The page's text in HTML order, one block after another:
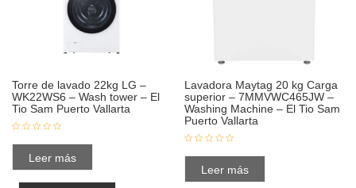
Torre de lavado 22kg LG –
WK22WS6 – Wash tower – El
Tio Sam Puerto Vallarta
Leer más
Lavadora Maytag 20 kg Carga
superior – 7MMVWC465JW –
Washing Machine – El Tio Sam
Puerto Vallarta
Leer más